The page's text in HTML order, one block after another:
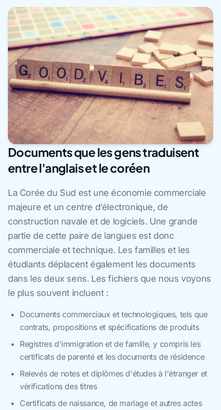
Documents que les gens traduisent
entre l'anglais et le coréen
La Corée du Sud est une économie commerciale
majeure et un centre d’électronique, de
construction navale et de logiciels. Une grande
partie de cette paire de langues est donc
commerciale et technique. Les familles et les
étudiants déplacent également les documents
dans les deux sens. Les fichiers que nous voyons
le plus souvent incluent :
Documents commerciaux et technologiques, tels que
contrats, propositions et spécifications de produits
Registres d'immigration et de famille, y compris les
certificats de parenté et les documents de résidence
Relevés de notes et diplômes d'études à l'étranger et
vérifications des titres
Certificats de naissance, de mariage et autres actes